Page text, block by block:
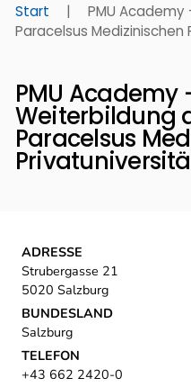
Start |
PMU
Paracelsus
PMU Academy
Weiterbildung
Paracelsus
ADRESSE
Strubergasse 21
5020 Salzburg
BUNDESLAND
Salzburg
TELEFON
+43 662 2420-0